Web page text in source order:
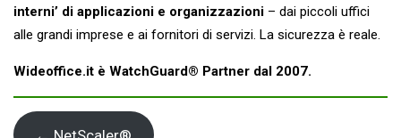
interni’ di applicazioni e organizzazioni – dai piccoli uffici
alle grandi imprese e ai fornitori di servizi. La sicurezza è reale.
Wideoffice.it è WatchGuard® Partner dal 2007.